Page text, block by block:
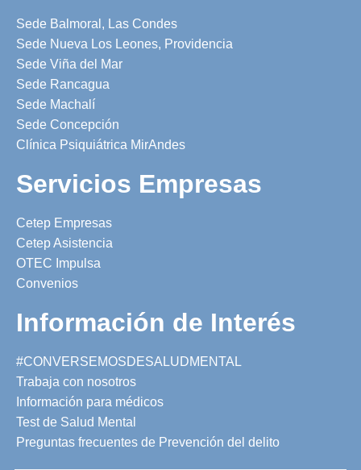
Sede Balmoral, Las Condes
Sede Nueva Los Leones, Providencia
Sede Viña del Mar
Sede Rancagua
Sede Machalí
Sede Concepción
Clínica Psiquiátrica MirAndes
Servicios Empresas
Cetep Empresas
Cetep Asistencia
OTEC Impulsa
Convenios
Información de Interés
#CONVERSEMOSDESALUDMENTAL
Trabaja con nosotros
Información para médicos
Test de Salud Mental
Preguntas frecuentes de Prevención del delito